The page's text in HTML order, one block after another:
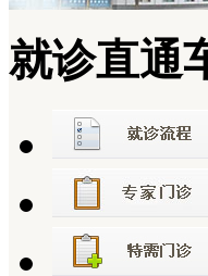
就诊直通